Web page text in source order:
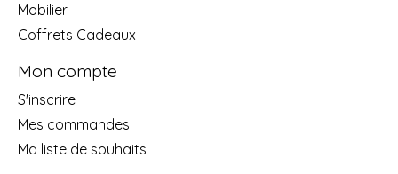
Mobilier
Coffrets Cadeaux
Mon compte
S'inscrire
Mes commandes
Ma liste de souhaits